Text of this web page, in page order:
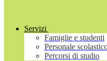
Servizi
Famiglie e studenti
Personale
Percorsi di studio